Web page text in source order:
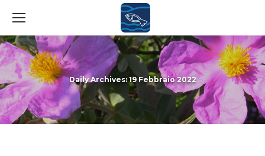
Daily Archives:19 Febbraio 2022
You are here: